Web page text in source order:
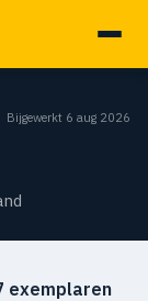
Bijgewerkt 6 aug 2026
exemplaren